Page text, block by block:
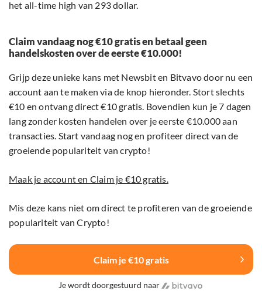
het all-time high van 293 dollar.
Claim vandaag nog €10 gratis en betaal geen
handelskosten over de eerste €10.000!
Grijp deze unieke kans met Newsbit en Bitvavo door nu een
account aan te maken via de knop hieronder. Stort slechts
€10 en ontvang direct €10 gratis. Bovendien kun je 7 dagen
lang zonder kosten handelen over je eerste €10.000 aan
transacties. Start vandaag nog en profiteer direct van de
groeiende populariteit van crypto!
Maak je account en Claim je €10 gratis.
Mis deze kans niet om direct te profiteren van de groeiende
populariteit van Crypto!
Claim je €10 gratis
Je wordt doorgestuurd naar